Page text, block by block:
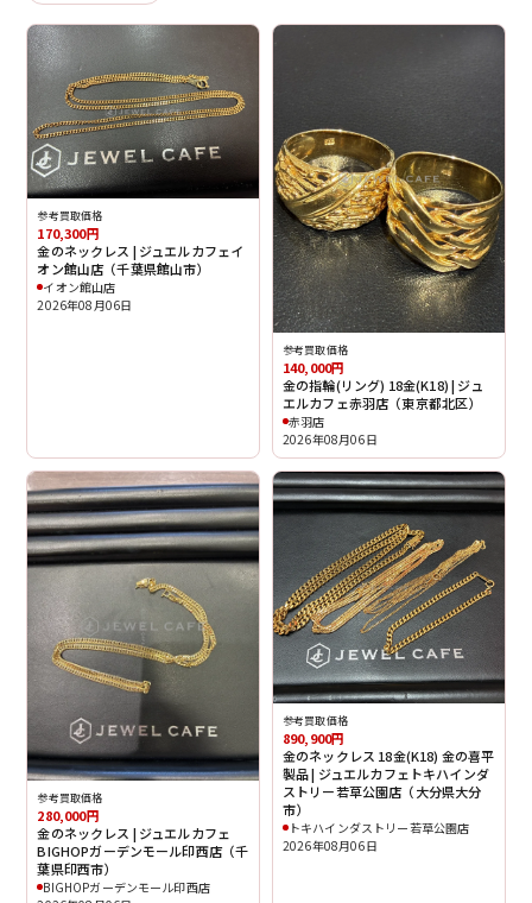
参考買取価格
170,300円
金のネックレス | ジュエルカフェイ
オン館山店（千葉県館山市）
イオン館山店
2026年08月06日
参考買取価格
140,000円
金の指輪(リング) 18金(K18) | ジュ
エルカフェ赤羽店（東京都北区）
赤羽店
2026年08月06日
参考買取価格
280,000円
金のネックレス | ジュエルカフェ
BIGHOPガーデンモール印西店（千
葉県印西市）
BIGHOPガーデンモール印西店
参考買取価格
890,900円
金のネックレス 18金(K18) 金の喜平
製品 | ジュエルカフェトキハインダ
ストリー若草公園店（大分県大分
市）
トキハインダストリー若草公園店
2026年08月06日